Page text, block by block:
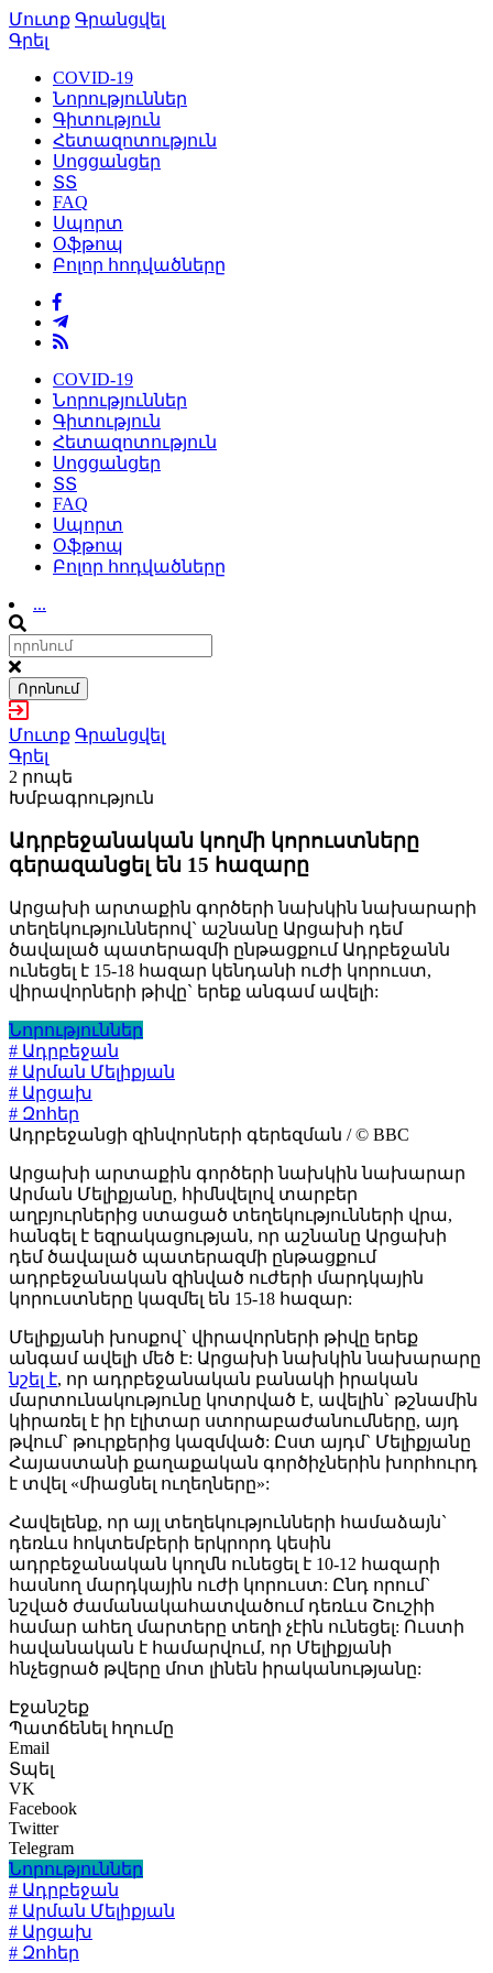
Մուտք Գրանցվել
Գրել
COVID-19
Նորություններ
Գիտություն
Հետազոտություն
Սոցցանցեր
ՏՏ
FAQ
Սպորտ
Օֆթոպ
Բոլոր հոդվածները
COVID-19
Նորություններ
Գիտություն
Հետազոտություն
Սոցցանցեր
ՏՏ
FAQ
Սպորտ
Օֆթոպ
Բոլոր հոդվածները
...
Որոնում
Մուտք Գրանցվել
Գրել
2 րոպե
Խմբագրություն
Ադրբեջանական կողմի կորուստները
գերազանցել են 15 հազարը
Արցախի արտաքին գործերի նախկին նախարարի
տեղեկություններով` աշնանը Արցախի դեմ
ծավալած պատերազմի ընթացքում Ադրբեջանն
ունեցել է 15-18 հազար կենդանի ուժի կորուստ,
վիրավորների թիվը` երեք անգամ ավելի:
Նորություններ
# Ադրբեջան
# Արման Մելիքյան
# Արցախ
# Զոհեր
Ադրբեջանցի զինվորների գերեզման / © BBC
Արցախի արտաքին գործերի նախկին նախարար
Արման Մելիքյանը, հիմնվելով տարբեր
աղբյուրներից ստացած տեղեկությունների վրա,
հանգել է եզրակացության, որ աշնանը Արցախի
դեմ ծավալած պատերազմի ընթացքում
ադրբեջանական զինված ուժերի մարդկային
կորուստները կազմել են 15-18 հազար:
Մելիքյանի խոսքով` վիրավորների թիվը երեք
անգամ ավելի մեծ է: Արցախի նախկին նախարարը
նշել է, որ ադրբեջանական բանակի իրական
մարտունակությունը կոտրված է, ավելին` թշնամին
կիրառել է իր էլիտար ստորաբաժանումները, այդ
թվում` թուրքերից կազմված: Ըստ այդմ` Մելիքյանը
Հայաստանի քաղաքական գործիչներին խորհուրդ
է տվել «միացնել ուղեղները»:
Հավելենք, որ այլ տեղեկությունների համաձայն`
դեռևս հոկտեմբերի երկրորդ կեսին
ադրբեջանական կողմն ունեցել է 10-12 հազարի
հասնող մարդկային ուժի կորուստ: Ընդ որում`
նշված ժամանակահատվածում դեռևս Շուշիի
համար ահեղ մարտերը տեղի չէին ունեցել: Ուստի
հավանական է համարվում, որ Մելիքյանի
հնչեցրած թվերը մոտ լինեն իրականությանը:
Էջանշեք
Պատճենել հղումը
Email
Տպել
VK
Facebook
Twitter
Telegram
Նորություններ
# Ադրբեջան
# Արման Մելիքյան
# Արցախ
# Զոհեր